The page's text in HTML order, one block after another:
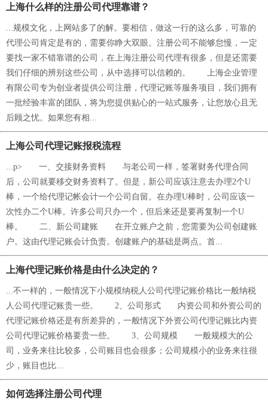
上海什么样的注册公司代理靠谱？
...规模文化，上网站多了的解。要相信，做这一行的这么多，可靠的
代理公司肯定是有的，需要你睁大双眼。注册公司不能够怠慢，一定
要找一家不错靠谱的公司，在上海注册公司代理有很多，但是还需要
我们仔细的辨别这些公司，从中选择可以信赖的。 上海企业管理
有限公司专为创业者提供公司注册，代理记账等服务项目，我们拥有
一批经验丰富的团队，将为您提供贴心的一站式服务，让您放心且无
后顾之忧。如果您有相...
上海公司代理记账报税流程
...p> 一、交接财务资料 与老公司一样，签署财务代理合同
后，公司就要移交财务资料了。但是，新公司应该注意去办理2个U
棒，一个给代理记帐会计一个公司自留。在办理U棒时，公司应该一
次性办二个U棒。许多公司只办一个，但后来还是要再复制一个U
棒。 二、新公司建账 在开立账户之前，您需要为公司创建账
户。这由代理记账会计负责。创建账户的基础是两点。首...
上海代理记账价格是由什么决定的？
...不一样的，一般情况下小规模纳税人公司代理记账价格比一般纳税
人公司代理记账贵一些。 2、公司形式 内资公司和外资公司的
代理记账价格还是有所差异的，一般情况下外资公司代理记账比内资
公司代理记账价格要贵一些。 3、公司规模 一般规模大的公
司，业务来往比较多，公司账目也会很多；公司规模小的业务来往很
少，账目也比...
如何选择注册公司代理